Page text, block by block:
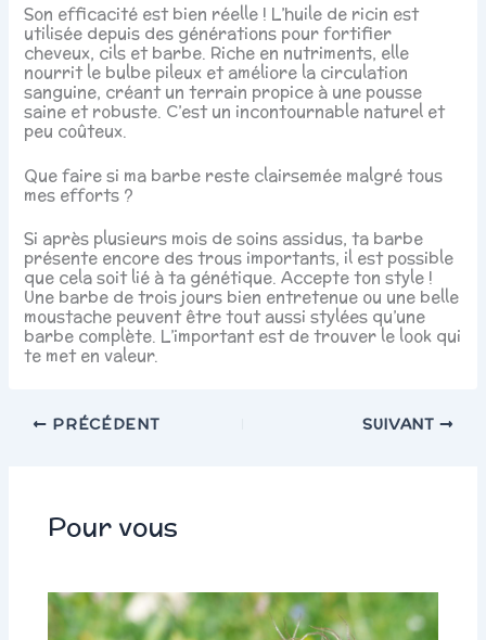
Son efficacité est bien réelle ! L’huile de ricin est
utilisée depuis des générations pour fortifier
cheveux, cils et barbe. Riche en nutriments, elle
nourrit le bulbe pileux et améliore la circulation
sanguine, créant un terrain propice à une pousse
saine et robuste. C’est un incontournable naturel et
peu coûteux.
Que faire si ma barbe reste clairsemée malgré tous
mes efforts ?
Si après plusieurs mois de soins assidus, ta barbe
présente encore des trous importants, il est possible
que cela soit lié à ta génétique. Accepte ton style !
Une barbe de trois jours bien entretenue ou une belle
moustache peuvent être tout aussi stylées qu’une
barbe complète. L’important est de trouver le look qui
te met en valeur.
PRÉCÉDENT SUIVANT
Pour vous